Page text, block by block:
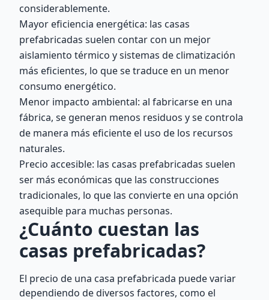
considerablemente.
Mayor eficiencia energética: las casas
prefabricadas suelen contar con un mejor
aislamiento térmico y sistemas de climatización
más eficientes, lo que se traduce en un menor
consumo energético.
Menor impacto ambiental: al fabricarse en una
fábrica, se generan menos residuos y se controla
de manera más eficiente el uso de los recursos
naturales.
Precio accesible: las casas prefabricadas suelen
ser más económicas que las construcciones
tradicionales, lo que las convierte en una opción
asequible para muchas personas.
¿Cuánto cuestan las
casas prefabricadas?
El precio de una casa prefabricada puede variar
dependiendo de diversos factores, como el